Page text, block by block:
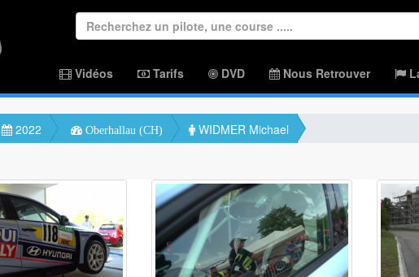
Vidéos Tarifs DVD Nous Retrouver
2022 Oberhallau (CH) WIDMER Michael